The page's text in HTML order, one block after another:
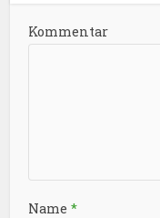
Kommentar
Name*